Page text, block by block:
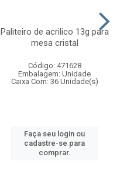
Paliteiro de acrilico 13g para
mesa cristal
Código: 471628
Embalagem: Unidade
Caixa Com: 36 Unidade(s)
Faça seu login ou
cadastre-se para
comprar.